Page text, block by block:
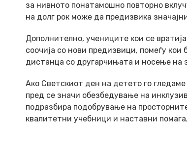
за нивното понатамошно повторно
на долг рок може да предизвика
Дополнително, учениците кои се
соочија со нови предизвици, помеѓу
дистанца со другарчињата и носење на
Ако Светскиот ден на детето го
пред се значи обезбедување на
подразбира подобрување на
квалитетни учебници и наставни